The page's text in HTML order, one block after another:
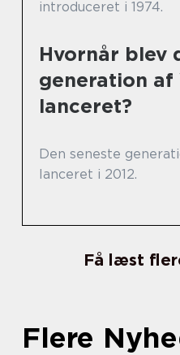
introduceret i 1974.
Hvornår blev
generation af
lanceret?
Den seneste
lanceret i 2012.
Få læst
Flere